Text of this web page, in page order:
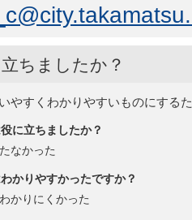
ちましたか？
やすくわかりやすいものにする
に立ちましたか？
なかった
かりやすかったですか？
わかりにくかった